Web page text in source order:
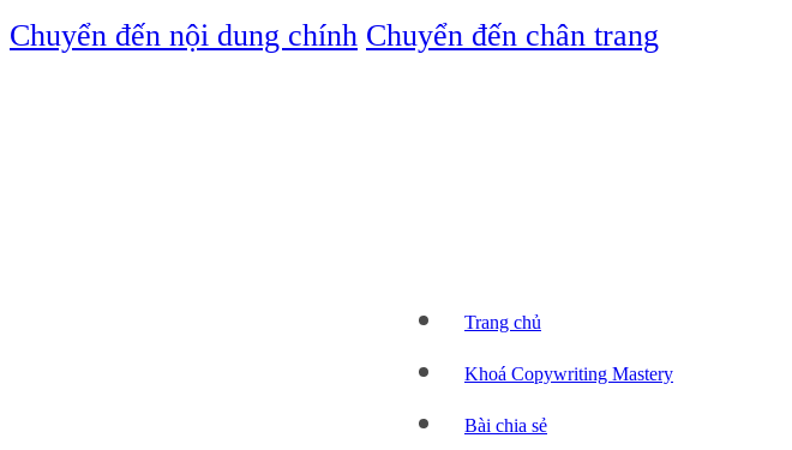
Chuyển đến nội dung chính Chuyển đến chân trang
Trang chủ
Khoá Copywriting Mastery
Bài chia sẻ